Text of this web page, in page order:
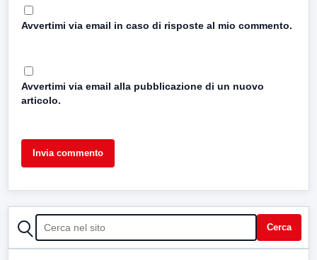
Avvertimi via email in caso di risposte al mio commento.
Avvertimi via email alla pubblicazione di un nuovo
articolo.
CERCA Cerca